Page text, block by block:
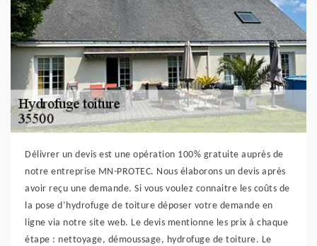
Délivrer un devis est une opération 100% gratuite auprès de
notre entreprise MN-PROTEC. Nous élaborons un devis après
avoir reçu une demande. Si vous voulez connaitre les coûts de
la pose d’hydrofuge de toiture déposer votre demande en
ligne via notre site web. Le devis mentionne les prix à chaque
étape : nettoyage, démoussage, hydrofuge de toiture. Le